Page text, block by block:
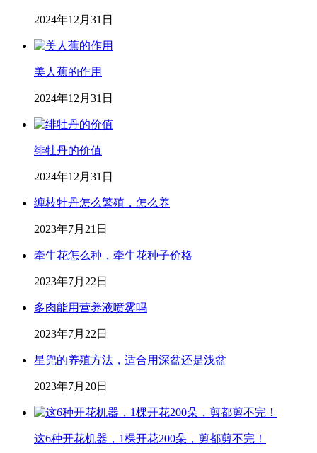
2024年12月31日
美人蕉的作用
2024年12月31日
绯牡丹的价值
2024年12月31日
缠枝牡丹怎么繁殖，怎么养
2023年7月21日
牵牛花怎么种，牵牛花种子价格
2023年7月22日
多肉能用营养液喷雾吗
2023年7月22日
星兜的养殖方法，适合用深盆还是浅盆
2023年7月20日
这6种开花机器，1棵开花200朵，剪都剪不完！